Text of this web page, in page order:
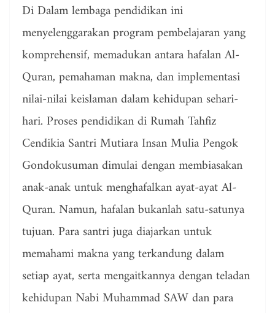
Di Dalam lembaga pendidikan ini
menyelenggarakan program pembelajaran yang
komprehensif, memadukan antara hafalan Al-
Quran, pemahaman makna, dan implementasi
nilai-nilai keislaman dalam kehidupan sehari-
hari. Proses pendidikan di Rumah Tahfiz
Cendikia Santri Mutiara Insan Mulia Pengok
Gondokusuman dimulai dengan membiasakan
anak-anak untuk menghafalkan ayat-ayat Al-
Quran. Namun, hafalan bukanlah satu-satunya
tujuan. Para santri juga diajarkan untuk
memahami makna yang terkandung dalam
setiap ayat, serta mengaitkannya dengan teladan
kehidupan Nabi Muhammad SAW dan para